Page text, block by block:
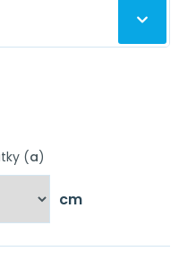
Nápověda
Nápověda
(a)
cm